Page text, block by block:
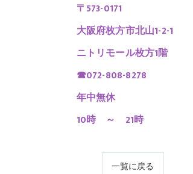
〒573-0171
大阪府枚方市北山1-2-1
ニトリモール枚方1階
☎072-808-8278
年中無休
10時 ～ 21時
一覧に戻る